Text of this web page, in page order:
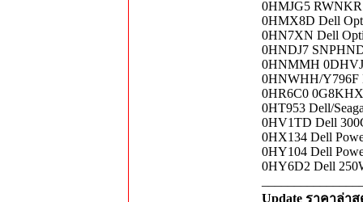
0HMJG5 RWNKR
0HMX8D Dell
0HN7XN Dell
0HNDJ7
0HNMMH
0HNWHH/Y796F
0HR6C0
0HT953 Dell/
0HV1TD Dell
0HX134 Dell
0HY104 Dell
0HY6D2 Dell
Update ราคาล่า